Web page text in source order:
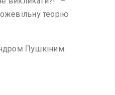
теорію
Пушкіним.